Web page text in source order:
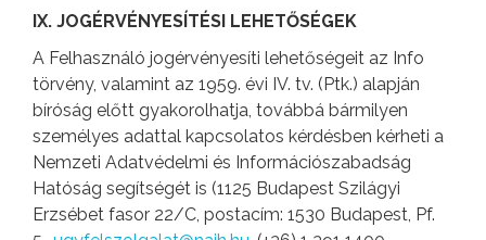
IX. JOGÉRVÉNYESÍTÉSI LEHETŐSÉGEK
A Felhasználó jogérvényesíti lehetőségeit az Info
törvény, valamint az 1959. évi IV. tv. (Ptk.) alapján
bíróság előtt gyakorolhatja, továbbá bármilyen
személyes adattal kapcsolatos kérdésben kérheti a
Nemzeti Adatvédelmi és Információszabadság
Hatóság segítségét is (1125 Budapest Szilágyi
Erzsébet fasor 22/C, postacím: 1530 Budapest, Pf.